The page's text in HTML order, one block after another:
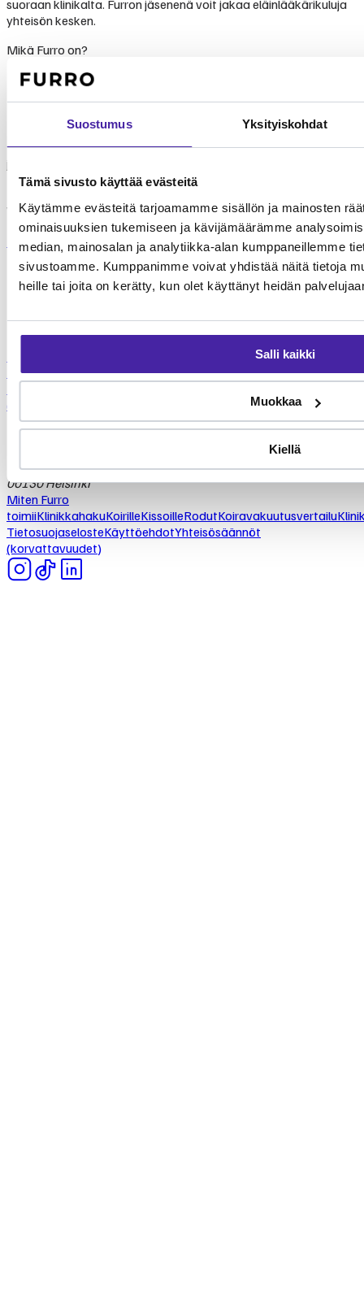
Suostumus Yksityiskohdat
Tämä sivusto käyttää evästeitä
Käytämme evästeitä tarjoamamme sisällön ja mainosten
ominaisuuksien tukemiseen ja kävijämäärämme
median, mainosalan ja analytiikka-alan kumppaneillemme
sivustoamme. Kumppanimme voivat yhdistää näitä tietoja
heille tai joita on kerätty, kun olet käyttänyt heidän
Salli kaikki
Muokkaa
Kiellä
suoraan klinikalta. Furron jäsenenä voit jakaa eläinlääkärikuluja
yhteisön kesken.
Mikä Furro on?
Furro on vaihtoehto
lemmikkivakuutukselle
Furro ei ole lemmikkivakuutus. Se on nykyaikainen vaihtoehto,
jolla turvaat koirasi tai kissasi keskimäärin puolet edullisemmin.
Tehtävämme on taistella lemmikkialan kasvavia kustannuksia
vastaan.
Lue lisää Furrosta
Laske hintasi
FURRO
Eteläesplanadi 2
00130 Helsinki
Etusivu
toimiiKlinikkahakuKoirilleKissoilleRodutKoiravakuutusvertailu
(korvattavuudet)
Eteläesplanadi 2
00130 Helsinki
Miten Furro
toimiiKlinikkahakuKoirilleKissoilleRodutKoiravakuutusvertailu
TietosuojaselosteKäyttöehdotYhteisösäännöt
(korvattavuudet)